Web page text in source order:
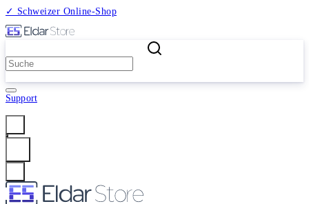
✓ Schweizer Online-Shop
Support